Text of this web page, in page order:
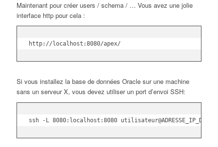
Maintenant pour créer users / schema / … Vous avez une jolie
interface http pour cela :
http://localhost:8080/apex/
Si vous installez la base de données Oracle sur une machine
sans un serveur X, vous devez utiliser un port d’envoi SSH:
ssh -L 8080:localhost:8080